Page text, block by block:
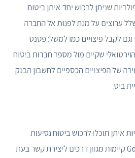
שניתן לרכוש יחד איתן ביטוח
שלל ערוצים על מנת לפנות אל החברה
וגם לקבל פיצויים כמו למשל: פטנט
שקיים מול מספר חברות ביטוח
של הפיצויים הכספיים לחשבון הבנק
ביט.
איתן תוכלו לרכוש ביטוח נסיעות
בעזרת אתר ומגזין Gooday קיימות מגוון דרכים ליצירת קשר בעת